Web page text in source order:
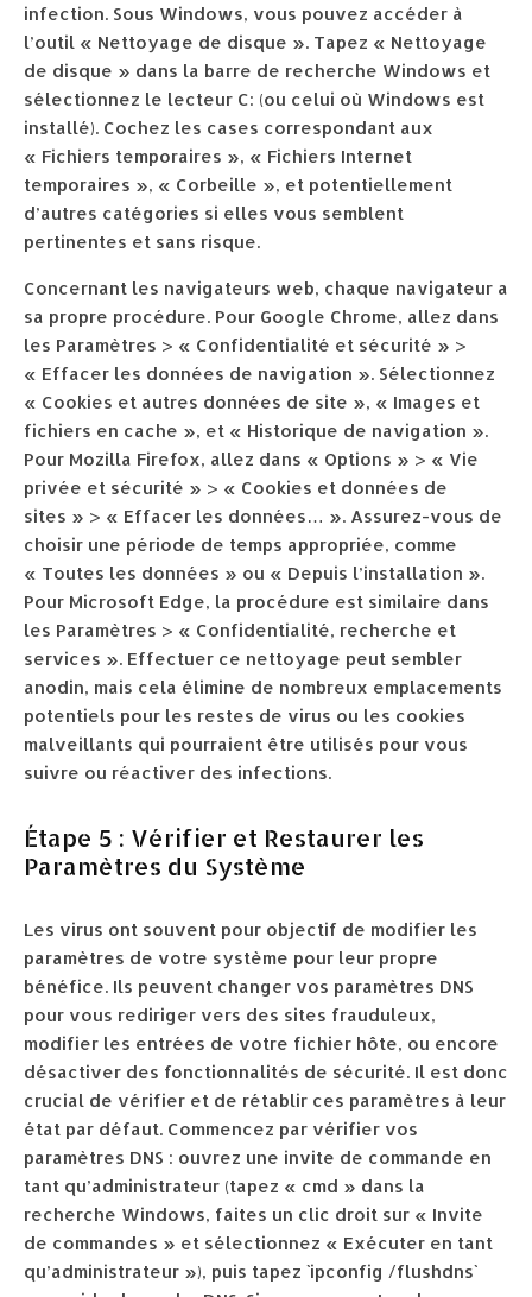
infection. Sous Windows, vous pouvez accéder à
l’outil « Nettoyage de disque ». Tapez « Nettoyage
de disque » dans la barre de recherche Windows et
sélectionnez le lecteur C: (ou celui où Windows est
installé). Cochez les cases correspondant aux
« Fichiers temporaires », « Fichiers Internet
temporaires », « Corbeille », et potentiellement
d’autres catégories si elles vous semblent
pertinentes et sans risque.
Concernant les navigateurs web, chaque navigateur a
sa propre procédure. Pour Google Chrome, allez dans
les Paramètres > « Confidentialité et sécurité » >
« Effacer les données de navigation ». Sélectionnez
« Cookies et autres données de site », « Images et
fichiers en cache », et « Historique de navigation ».
Pour Mozilla Firefox, allez dans « Options » > « Vie
privée et sécurité » > « Cookies et données de
sites » > « Effacer les données… ». Assurez-vous de
choisir une période de temps appropriée, comme
« Toutes les données » ou « Depuis l’installation ».
Pour Microsoft Edge, la procédure est similaire dans
les Paramètres > « Confidentialité, recherche et
services ». Effectuer ce nettoyage peut sembler
anodin, mais cela élimine de nombreux emplacements
potentiels pour les restes de virus ou les cookies
malveillants qui pourraient être utilisés pour vous
suivre ou réactiver des infections.
Étape 5 : Vérifier et Restaurer les
Paramètres du Système
Les virus ont souvent pour objectif de modifier les
paramètres de votre système pour leur propre
bénéfice. Ils peuvent changer vos paramètres DNS
pour vous rediriger vers des sites frauduleux,
modifier les entrées de votre fichier hôte, ou encore
désactiver des fonctionnalités de sécurité. Il est donc
crucial de vérifier et de rétablir ces paramètres à leur
état par défaut. Commencez par vérifier vos
paramètres DNS : ouvrez une invite de commande en
tant qu’administrateur (tapez « cmd » dans la
recherche Windows, faites un clic droit sur « Invite
de commandes » et sélectionnez « Exécuter en tant
qu’administrateur »), puis tapez `ipconfig /flushdns`